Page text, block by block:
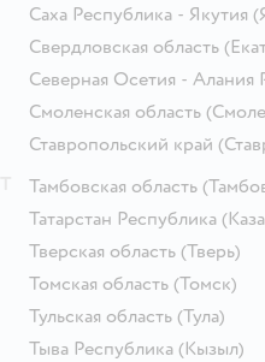
Саха Республика - Якутия
Свердловская область
Северная Осетия - Алания
Смоленская область
Ставропольский край
Тамбовская область
Татарстан Республика
Тверская область (Тверь)
Томская область (Томск)
Тульская область (Тула)
Тыва Республика (Кызыл)